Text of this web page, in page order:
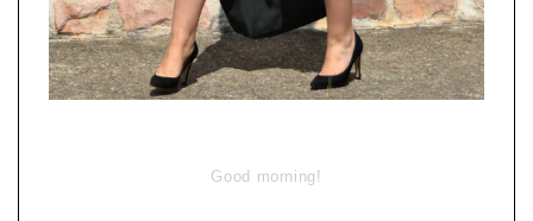
Good morning !